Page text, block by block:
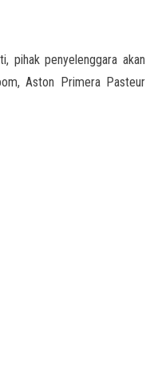
pihak penyelenggara akan
Aston Primera Pasteur